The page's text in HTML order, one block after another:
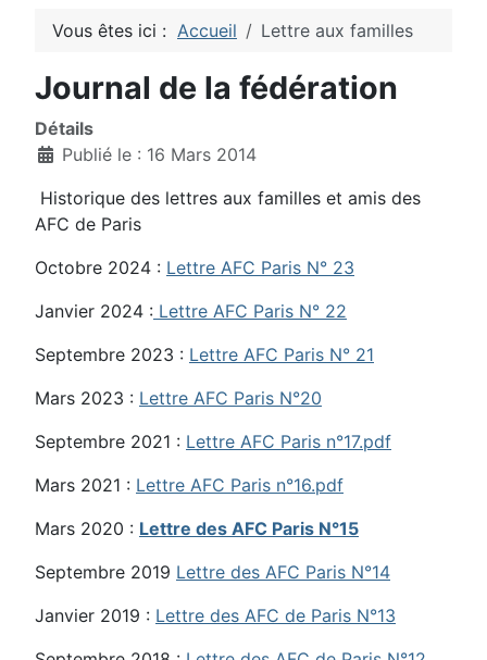
Vous êtes ici : Accueil Lettre aux familles
Journal de la fédération
Détails
Publié le : 16 Mars 2014
Historique des lettres aux familles et amis des
AFC de Paris
Octobre 2024 : Lettre AFC Paris N° 23
Janvier 2024 : Lettre AFC Paris N° 22
Septembre 2023 : Lettre AFC Paris N° 21
Mars 2023 : Lettre AFC Paris N°20
Septembre 2021 : Lettre AFC Paris n°17.pdf
Mars 2021 : Lettre AFC Paris n°16.pdf
Mars 2020 : Lettre des AFC Paris N°15
Septembre 2019 Lettre des AFC Paris N°14
Janvier 2019 : Lettre des AFC de Paris N°13